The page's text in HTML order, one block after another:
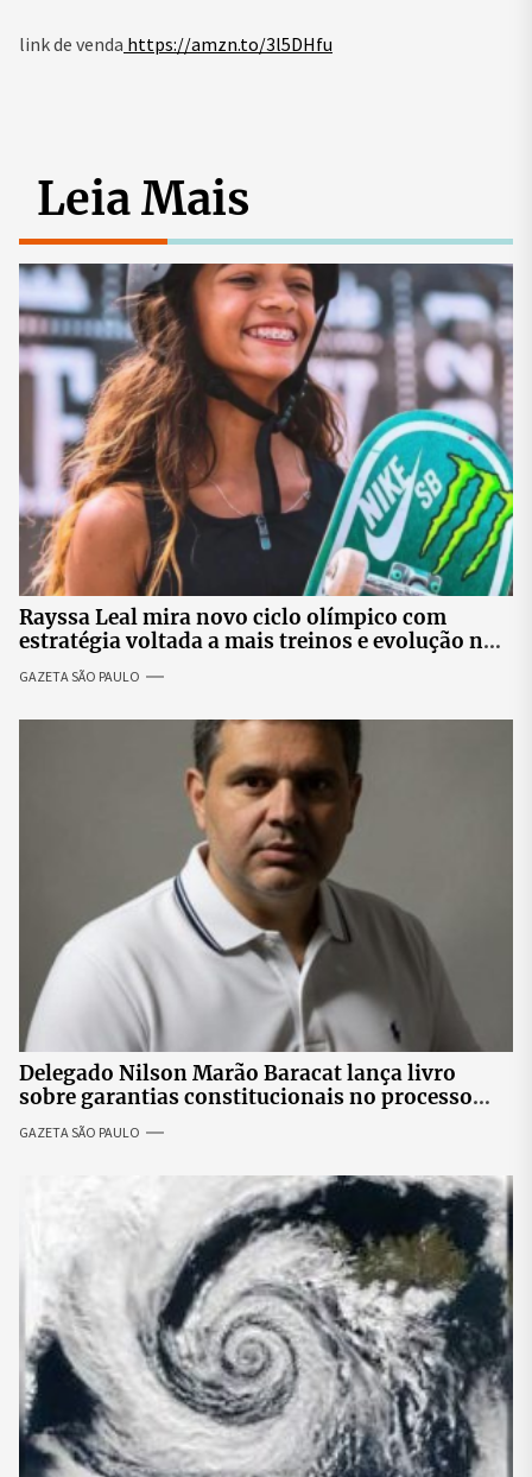
link de venda https://amzn.to/3l5DHfu
Leia Mais
Rayssa Leal mira novo ciclo olímpico com
estratégia voltada a mais treinos e evolução no
GAZETA SÃO PAULO
Delegado Nilson Marão Baracat lança livro
sobre garantias constitucionais no processo
penal brasileiro
GAZETA SÃO PAULO